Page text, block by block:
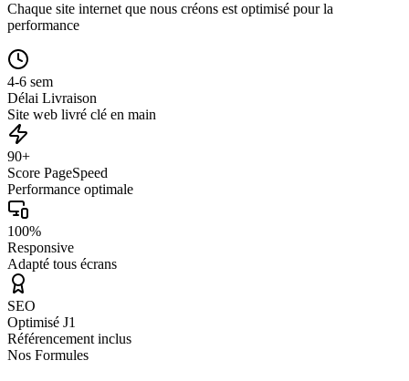
Chaque site internet que nous créons est optimisé pour la
performance
4-6 sem
Délai Livraison
Site web livré clé en main
90+
Score PageSpeed
Performance optimale
100%
Responsive
Adapté tous écrans
SEO
Optimisé J1
Référencement inclus
Nos Formules